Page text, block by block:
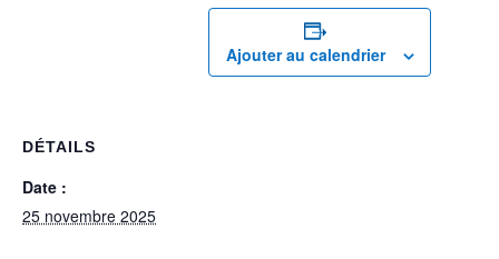
Ajouter au calendrier
DÉTAILS
Date :
25 novembre 2025